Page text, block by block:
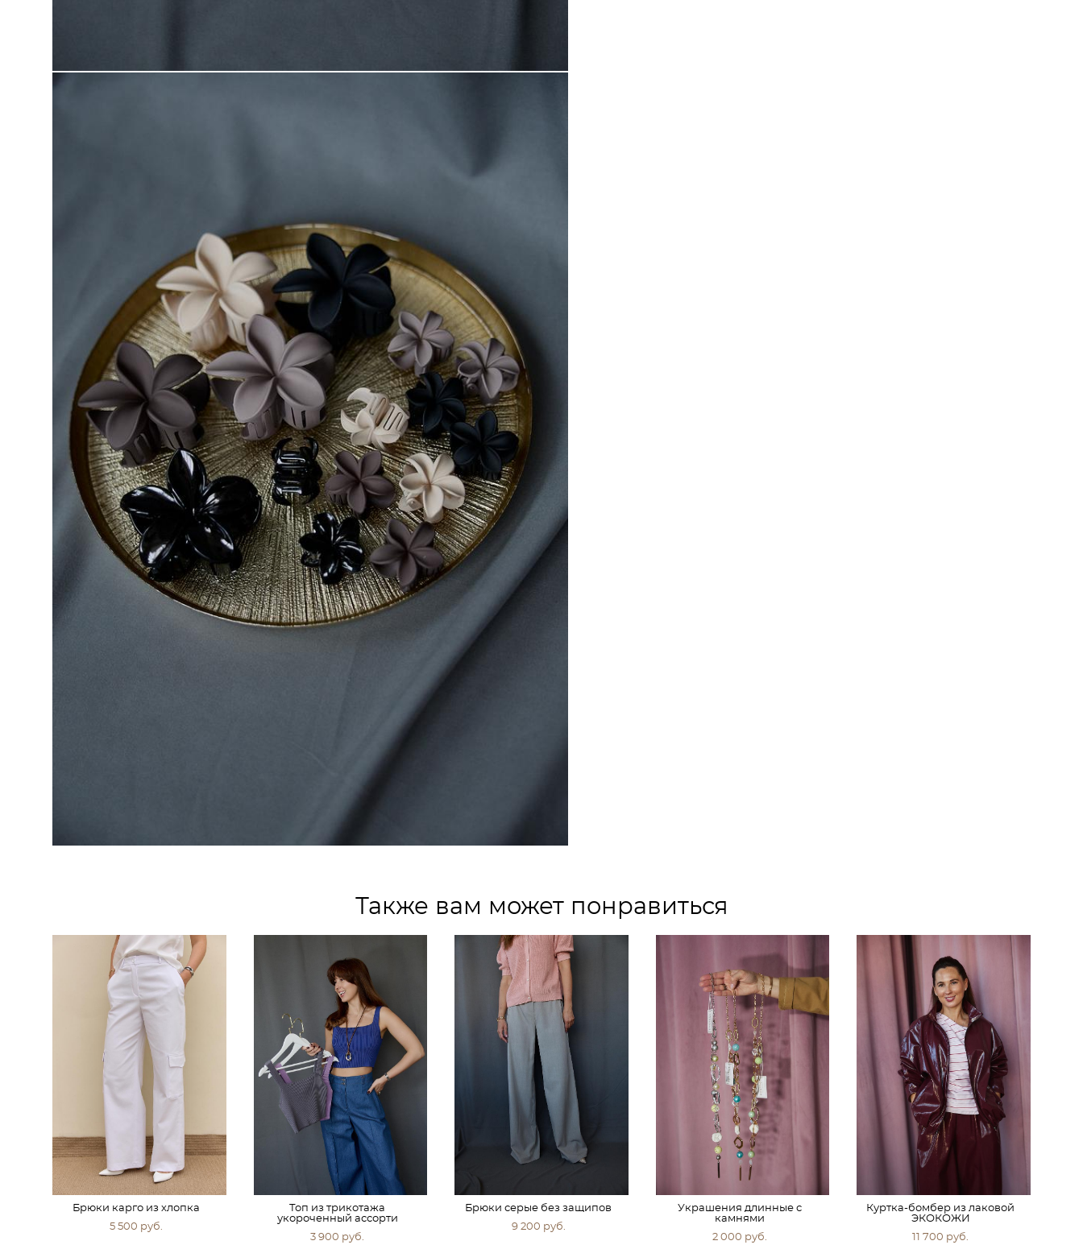
Также вам может понравиться
Брюки карго из хлопка
5 500 pуб.
Топ из трикотажа
укороченный ассорти
3 900 pуб.
Брюки серые без защипов
9 200 pуб.
Украшения длинные с
камнями
2 000 pуб.
Куртка-бомбер из лаковой
ЭКОКОЖИ
11 700 pуб.